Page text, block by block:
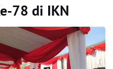
78 di IKN